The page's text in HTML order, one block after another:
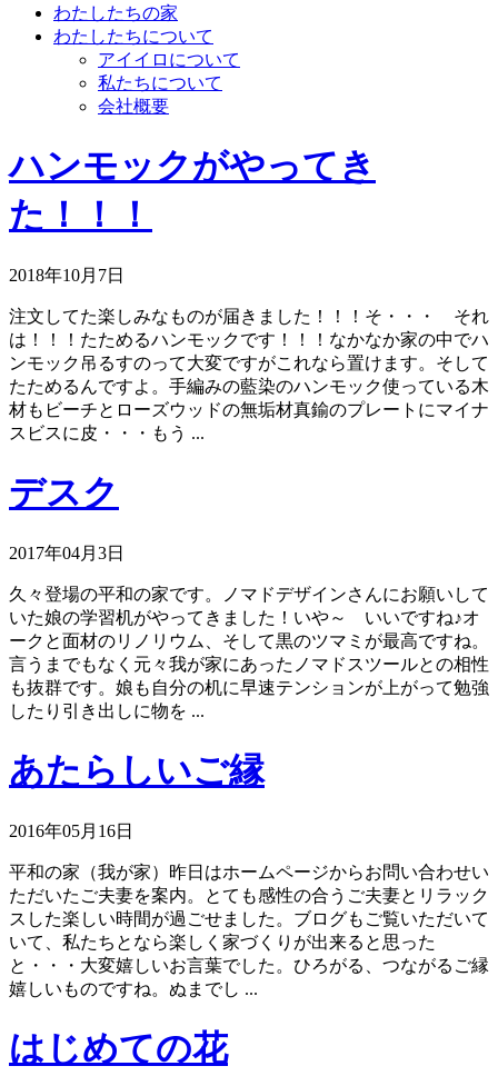
わたしたちの家
わたしたちについて
アイイロについて
私たちについて
会社概要
ハンモックがやってき
た！！！
2018年10月7日
注文してた楽しみなものが届きました！！！そ・・・ それ
は！！！たためるハンモックです！！！なかなか家の中でハ
ンモック吊るすのって大変ですがこれなら置けます。そして
たためるんですよ。手編みの藍染のハンモック使っている木
材もビーチとローズウッドの無垢材真鍮のプレートにマイナ
スビスに皮・・・もう ...
デスク
2017年04月3日
久々登場の平和の家です。ノマドデザインさんにお願いして
いた娘の学習机がやってきました！いや～ いいですね♪オ
ークと面材のリノリウム、そして黒のツマミが最高ですね。
言うまでもなく元々我が家にあったノマドスツールとの相性
も抜群です。娘も自分の机に早速テンションが上がって勉強
したり引き出しに物を ...
あたらしいご縁
2016年05月16日
平和の家（我が家）昨日はホームページからお問い合わせい
ただいたご夫妻を案内。とても感性の合うご夫妻とリラック
スした楽しい時間が過ごせました。ブログもご覧いただいて
いて、私たちとなら楽しく家づくりが出来ると思った
と・・・大変嬉しいお言葉でした。ひろがる、つながるご縁
嬉しいものですね。ぬまでし ...
はじめての花